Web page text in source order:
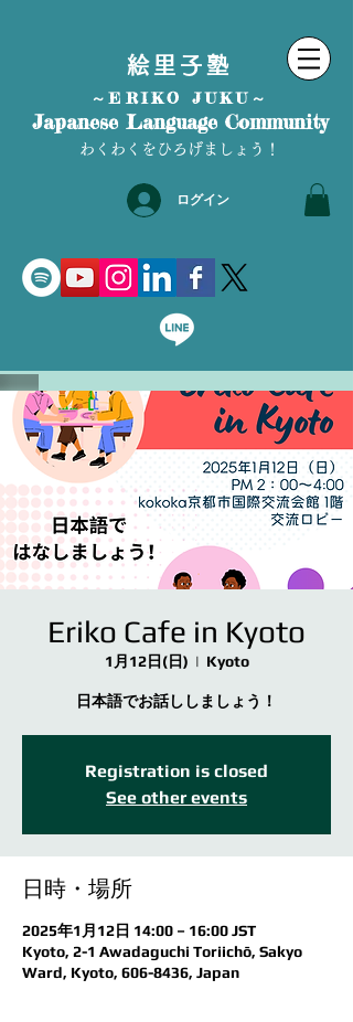
絵里子塾
～ERIKO JUKU～
Japanese Language Community
わくわくをひろげましょう！
ログイン
Eriko Cafe in Kyoto
1月12日(日)
  |
Kyoto
日本語でお話ししましょう！
Registration is closed
See other events
日時・場所
2025年1月12日 14:00 – 16:00 JST
Kyoto, 2-1 Awadaguchi Toriichō, Sakyo
Ward, Kyoto, 606-8436, Japan